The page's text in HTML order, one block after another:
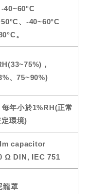
40~60°C
、-40~60°C
。
，
、75~90%)
年小於1%RH(正常
環境)
capacitor
Ω DIN, IEC 751
龍罩